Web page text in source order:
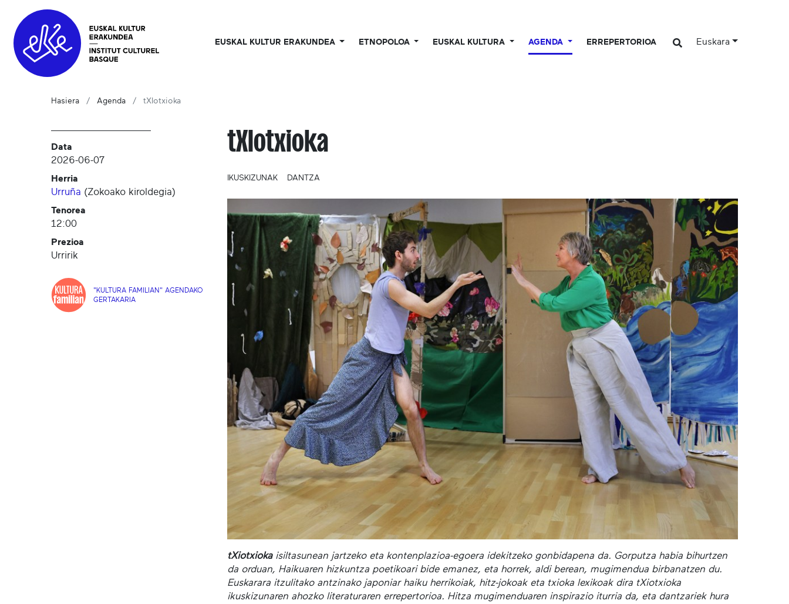
EUSKAL KULTUR ERAKUNDEA ETNOPOLOA EUSKAL KULTURA AGENDA ERREPERTORIOA Euskara
Hasiera Agenda tXIotxioka
Data
2026-06-07
Herria
Urruña (Zokoako kiroldegia)
Tenorea
12:00
Prezioa
Urririk
"KULTURA FAMILIAN" AGENDAKO
GERTAKARIA
tXIotxioka
IKUSKIZUNAK DANTZA
tXiotxiokaisiltasunean jartzeko eta kontenplazioa-egoera idekitzeko gonbidapena da. Gorputza habia bihurtzen
da orduan, Haikuaren hizkuntza poetikoari bide emanez, eta horrek, aldi berean, mugimendua birbanatzen du.
Euskarara itzulitako antzinako japoniar haiku herrikoiak, hitz-jokoak eta txioka lexikoak dira tXiotxioka
ikuskizunaren ahozko literaturaren errepertorioa. Hitza mugimenduaren inspirazio iturria da, eta dantzariek hura